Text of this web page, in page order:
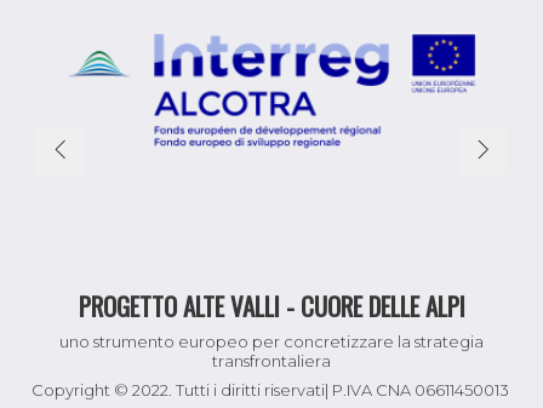
PROGETTO ALTE VALLI - CUORE DELLE ALPI
uno strumento europeo per concretizzare la strategia
transfrontaliera
Copyright © 2022. Tutti i diritti riservati| P.IVA CNA 06611450013